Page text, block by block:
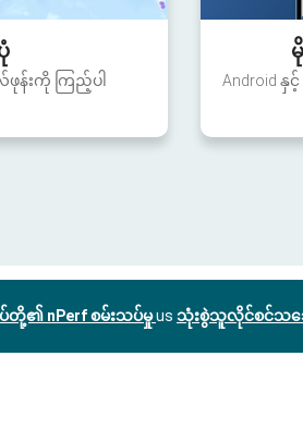
န်းကို ကြည့်ပါ
Android နှ
ပ်တို့၏ nPerf စမ်းသပ်မှုus သုံးစွဲသူလိုင်စင်သ